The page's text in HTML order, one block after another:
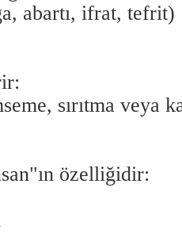
abartı, ifrat, tefrit)
sırıtma veya
özelliğidir: